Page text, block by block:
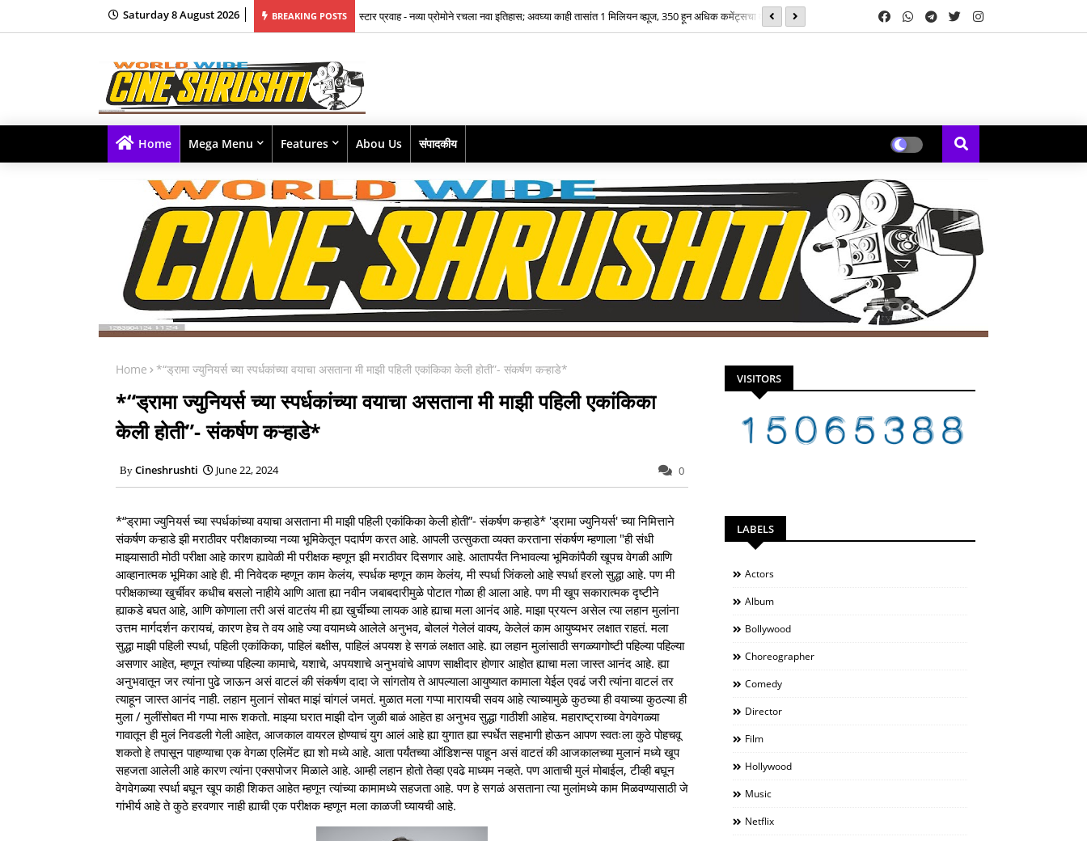
Saturday 8 August 2026 BREAKING POSTS भूमिकेसाठी भीतीवर मात…‘आमच्या लाडक्या नाईक बाई'साठी ऐश्वर्या नारकर यांनी पुन्हा हाती घेतली सायकल सनई चौघडे' मुळे पुन्हा जुळली कॉलेजमधील हरवलेली मैत्री - मेघना एरंडे जोशी
Home Mega Menu Features Abou Us संपादकीय
Home *“ड्रामा ज्युनियर्स च्या स्पर्धकांच्या वयाचा असताना मी माझी पहिली एकांकिका केली होती”- संकर्षण कऱ्हाडे*
*“ड्रामा ज्युनियर्स च्या स्पर्धकांच्या वयाचा असताना मी माझी पहिली एकांकिका
केली होती”- संकर्षण कऱ्हाडे*
Cineshrushti June 22, 2024 0
*“ड्रामा ज्युनियर्स च्या स्पर्धकांच्या वयाचा असताना मी माझी पहिली एकांकिका केली होती”- संकर्षण कऱ्हाडे* 'ड्रामा ज्युनियर्स' च्या निमित्ताने
संकर्षण कऱ्हाडे झी मराठीवर परीक्षकाच्या नव्या भूमिकेतून पदार्पण करत आहे. आपली उत्सुकता व्यक्त करताना संकर्षण म्हणाला "ही संधी
माझ्यासाठी मोठी परीक्षा आहे कारण ह्यावेळी मी परीक्षक म्हणून झी मराठीवर दिसणार आहे. आतापर्यंत निभावल्या भूमिकांपैकी खूपच वेगळी आणि
आव्हानात्मक भूमिका आहे ही. मी निवेदक म्हणून काम केलंय, स्पर्धक म्हणून काम केलंय, मी स्पर्धा जिंकलो आहे स्पर्धा हरलो सुद्धा आहे. पण मी
परीक्षकाच्या खुर्चीवर कधीच बसलो नाहीये आणि आता ह्या नवीन जबाबदारीमुळे पोटात गोळा ही आला आहे. पण मी खूप सकारात्मक दृष्टीने
ह्याकडे बघत आहे, आणि कोणाला तरी असं वाटतंय मी ह्या खुर्चीच्या लायक आहे ह्याचा मला आनंद आहे. माझा प्रयत्न असेल त्या लहान मुलांना
उत्तम मार्गदर्शन करायचं, कारण हेच ते वय आहे ज्या वयामध्ये आलेले अनुभव, बोललं गेलेलं वाक्य, केलेलं काम आयुष्यभर लक्षात राहतं. मला
सुद्धा माझी पहिली स्पर्धा, पहिली एकांकिका, पाहिलं बक्षीस, पाहिलं अपयश हे सगळं लक्षात आहे. ह्या लहान मुलांसाठी सगळ्यागोष्टी पहिल्या पहिल्या
असणार आहेत, म्हणून त्यांच्या पहिल्या कामाचे, यशाचे, अपयशाचे अनुभवांचे आपण साक्षीदार होणार आहोत ह्याचा मला जास्त आनंद आहे. ह्या
अनुभवातून जर त्यांना पुढे जाऊन असं वाटलं की संकर्षण दादा जे सांगतोय ते आपल्याला आयुष्यात कामाला येईल एवढं जरी त्यांना वाटलं तर
त्याहून जास्त आनंद नाही. लहान मुलानं सोबत माझं चांगलं जमतं. मुळात मला गप्पा मारायची सवय आहे त्याच्यामुळे कुठच्या ही वयाच्या कुठल्या ही
मुला / मुलींसोबत मी गप्पा मारू शकतो. माझ्या घरात माझी दोन जुळी बाळं आहेत हा अनुभव सुद्धा गाठीशी आहेच. महाराष्ट्राच्या वेगवेगळ्या
गावातून ही मुलं निवडली गेली आहेत, आजकाल वायरल होण्याचं युग आलं आहे ह्या युगात ह्या स्पर्धेत सहभागी होऊन आपण स्वतःला कुठे पोहचवू
शकतो हे तपासून पाहण्याचा एक वेगळा एलिमेंट ह्या शो मध्ये आहे. आता पर्यंतच्या ऑडिशन्स पाहून असं वाटतं की आजकालच्या मुलानं मध्ये खूप
सहजता आलेली आहे कारण त्यांना एक्सपोजर मिळाले आहे. आम्ही लहान होतो तेव्हा एवढे माध्यम नव्हते. पण आताची मुलं मोबाईल, टीव्ही बघून
वेगवेगळ्या स्पर्धा बघून खूप काही शिकत आहेत म्हणून त्यांच्या कामामध्ये सहजता आहे. पण हे सगळं असताना त्या मुलांमध्ये काम मिळवण्यासाठी जे
गांभीर्य आहे ते कुठे हरवणार नाही ह्याची एक परीक्षक म्हणून मला काळजी घ्यायची आहे.
VISITORS
LABELS
Actors
Album
Bollywood
Choreographer
Comedy
Director
Film
Hollywood
Music
Netflix